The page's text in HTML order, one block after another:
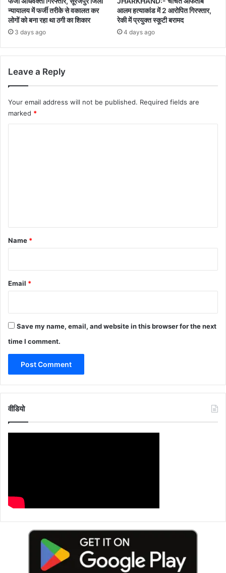
न्यायालय में फर्जी तरीके से वकालत कर
लोगों को बना रहा था ठगी का शिकार
3 days ago
आलम हत्याकांड में 2 आरोपित गिरफ्तार,
रेकी में प्रयुक्त स्कूटी बरामद
4 days ago
Leave a Reply
Your email address will not be published. Required fields are
marked *
*
Name *
Email *
Save my name, email, and website in this browser for the next
time I comment.
वीडियो